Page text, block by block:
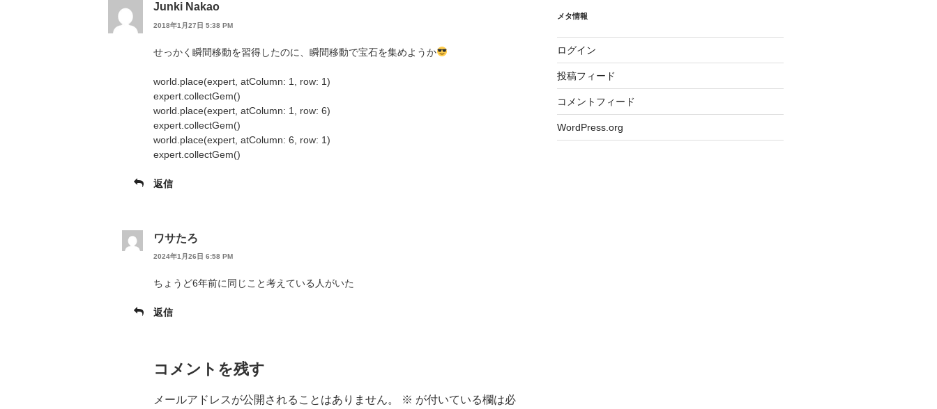
Junki Nakao
2018年1月27日 5:38 PM
せっかく瞬間移動を習得したのに、瞬間移動で宝石を集めようか
world.place(expert, atColumn: 1, row: 1)
expert.collectGem()
world.place(expert, atColumn: 1, row: 6)
expert.collectGem()
world.place(expert, atColumn: 6, row: 1)
expert.collectGem()
返信
ワサたろ
2024年1月26日 6:58 PM
ちょうど6年前に同じこと考えている人がいた
返信
コメントを残す
メールアドレスが公開されることはありません。 ※ が付いている欄は必
メタ情報
ログイン
投稿フィード
コメントフィード
WordPress.org